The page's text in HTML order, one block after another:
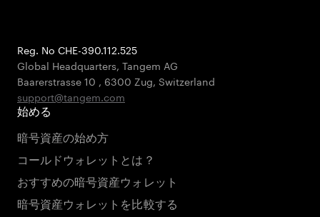
Reg. No CHE-390.112.525
Global Headquarters, Tangem AG
Baarerstrasse 10 , 6300 Zug, Switzerland
support@tangem.com
始める
暗号資産の始め方
コールドウォレットとは？
おすすめの暗号資産ウォレット
暗号資産ウォレットを比較する